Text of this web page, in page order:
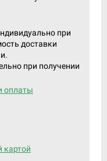
при
доставки
при получении
оплаты
картой